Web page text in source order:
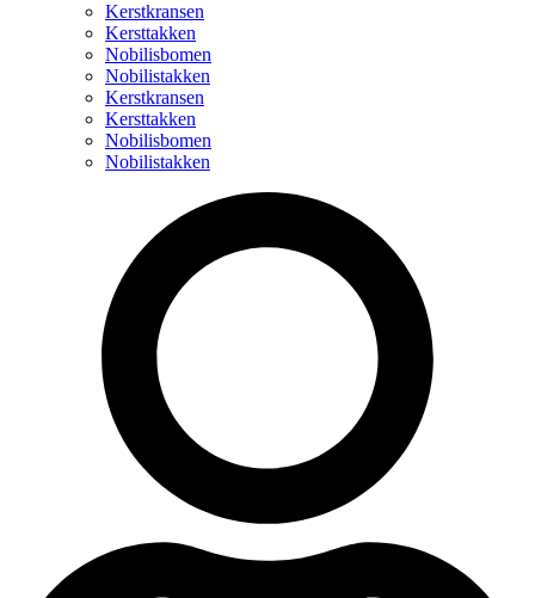
Kerstkransen
Kersttakken
Nobilisbomen
Nobilistakken
Kerstkransen
Kersttakken
Nobilisbomen
Nobilistakken